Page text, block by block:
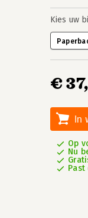
Kies uw
€
In
Op
Nu